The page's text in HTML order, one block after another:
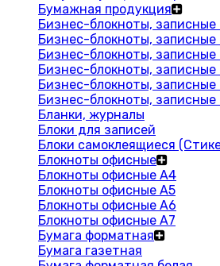
Бумажная продукция
Бизнес-блокноты, записные
Бизнес-блокноты,
Бизнес-блокноты,
Бизнес-блокноты,
Бизнес-блокноты,
Бизнес-блокноты,
Бланки, журналы
Блоки для записей
Блоки самоклеящиеся
Блокноты офисные
Блокноты офисные A4
Блокноты офисные A5
Блокноты офисные A6
Блокноты офисные A7
Бумага форматная
Бумага газетная